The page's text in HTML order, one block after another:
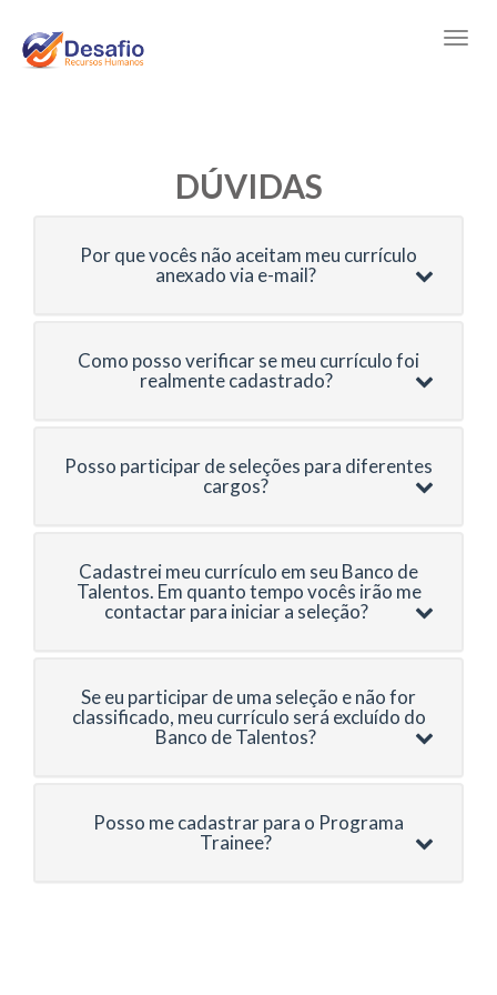
DÚVIDAS
Por que vocês não aceitam meu currículo
anexado via e-mail?
Como posso verificar se meu currículo foi
realmente cadastrado?
Posso participar de seleções para diferentes
cargos?
Cadastrei meu currículo em seu Banco de
Talentos. Em quanto tempo vocês irão me
contactar para iniciar a seleção?
Se eu participar de uma seleção e não for
classificado, meu currículo será excluído do
Banco de Talentos?
Posso me cadastrar para o Programa
Trainee?